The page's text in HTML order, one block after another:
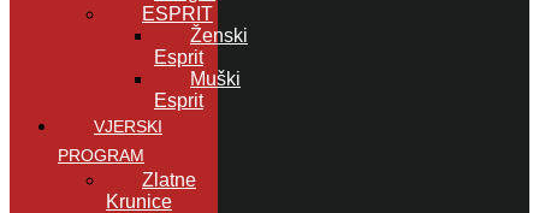
ESPRIT
Ženski
Esprit
Muški
Esprit
VJERSKI
PROGRAM
Zlatne
Krunice